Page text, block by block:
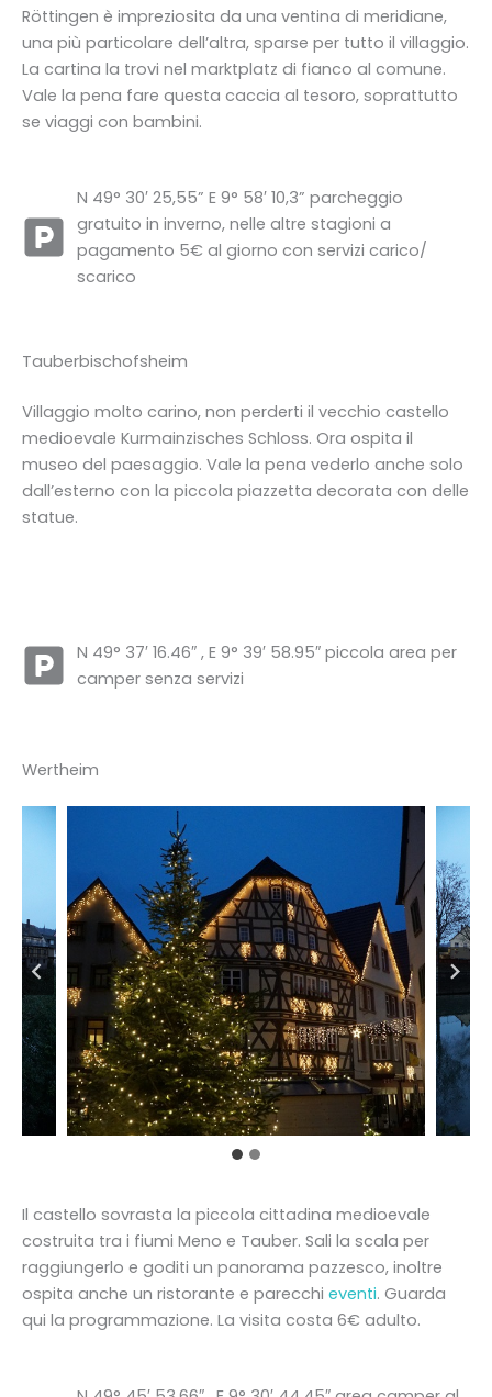
Röttingen è impreziosita da una ventina di meridiane,
una più particolare dell’altra, sparse per tutto il villaggio.
La cartina la trovi nel marktplatz di fianco al comune.
Vale la pena fare questa caccia al tesoro, soprattutto
se viaggi con bambini.
N 49° 30′ 25,55” E 9° 58′ 10,3” parcheggio
gratuito in inverno, nelle altre stagioni a
pagamento 5€ al giorno con servizi carico/
scarico
Tauberbischofsheim
Villaggio molto carino, non perderti il vecchio castello
medioevale Kurmainzisches Schloss. Ora ospita il
museo del paesaggio. Vale la pena vederlo anche solo
dall’esterno con la piccola piazzetta decorata con delle
statue.
N 49° 37′ 16.46″ , E 9° 39′ 58.95″ piccola area per
camper senza servizi
Wertheim
Il castello sovrasta la piccola cittadina medioevale
costruita tra i fiumi Meno e Tauber. Sali la scala per
raggiungerlo e goditi un panorama pazzesco, inoltre
ospita anche un ristorante e parecchi eventi. Guarda
qui la programmazione. La visita costa 6€ adulto.